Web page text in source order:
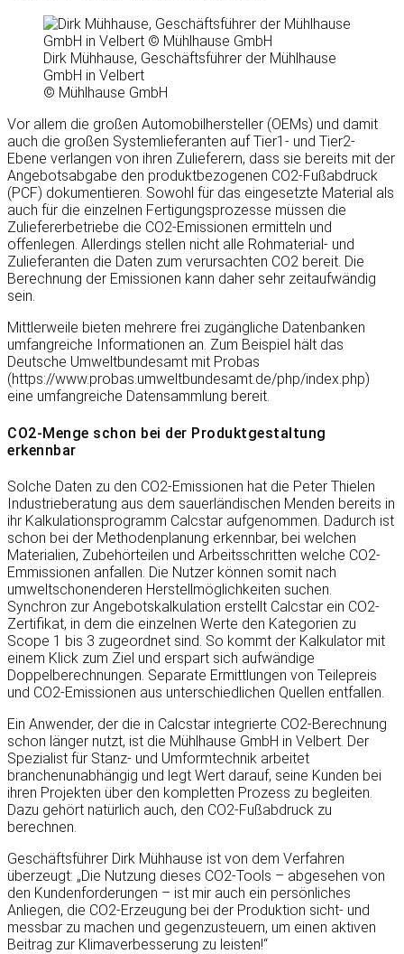
Dirk Mühhause, Geschäftsführer der Mühlhause
GmbH in Velbert
© Mühlhause GmbH
Vor allem die großen Automobilhersteller (OEMs) und damit
auch die großen Systemlieferanten auf Tier1- und Tier2-
Ebene verlangen von ihren Zulieferern, dass sie bereits mit der
Angebotsabgabe den produktbezogenen CO2-Fußabdruck
(PCF) dokumentieren. Sowohl für das eingesetzte Material als
auch für die einzelnen Fertigungsprozesse müssen die
Zuliefererbetriebe die CO2-Emissionen ermitteln und
offenlegen. Allerdings stellen nicht alle Rohmaterial- und
Zulieferanten die Daten zum verursachten CO2 bereit. Die
Berechnung der Emissionen kann daher sehr zeitaufwändig
sein.
Mittlerweile bieten mehrere frei zugängliche Datenbanken
umfangreiche Informationen an. Zum Beispiel hält das
Deutsche Umweltbundesamt mit Probas
(https://www.probas.umweltbundesamt.de/php/index.php)
eine umfangreiche Datensammlung bereit.
CO2-Menge schon bei der Produktgestaltung
erkennbar
Solche Daten zu den CO2-Emissionen hat die Peter Thielen
Industrieberatung aus dem sauerländischen Menden bereits in
ihr Kalkulationsprogramm Calcstar aufgenommen. Dadurch ist
schon bei der Methodenplanung erkennbar, bei welchen
Materialien, Zubehörteilen und Arbeitsschritten welche CO2-
Emmissionen anfallen. Die Nutzer können somit nach
umweltschonenderen Herstellmöglichkeiten suchen.
Synchron zur Angebotskalkulation erstellt Calcstar ein CO2-
Zertifikat, in dem die einzelnen Werte den Kategorien zu
Scope 1 bis 3 zugeordnet sind. So kommt der Kalkulator mit
einem Klick zum Ziel und erspart sich aufwändige
Doppelberechnungen. Separate Ermittlungen von Teilepreis
und CO2-Emissionen aus unterschiedlichen Quellen entfallen.
Ein Anwender, der die in Calcstar integrierte CO2-Berechnung
schon länger nutzt, ist die Mühlhause GmbH in Velbert. Der
Spezialist für Stanz- und Umformtechnik arbeitet
branchenunabhängig und legt Wert darauf, seine Kunden bei
ihren Projekten über den kompletten Prozess zu begleiten.
Dazu gehört natürlich auch, den CO2-Fußabdruck zu
berechnen.
Geschäftsführer Dirk Mühhause ist von dem Verfahren
überzeugt: „Die Nutzung dieses CO2-Tools – abgesehen von
den Kundenforderungen – ist mir auch ein persönliches
Anliegen, die CO2-Erzeugung bei der Produktion sicht- und
messbar zu machen und gegenzusteuern, um einen aktiven
Beitrag zur Klimaverbesserung zu leisten!“